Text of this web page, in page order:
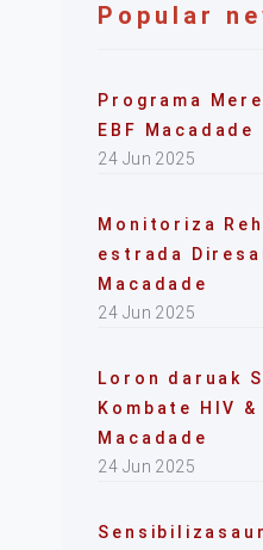
Popular
Programa
EBF Macadade
24 Jun 2025
Monitoriza
estrada
Macadade
24 Jun 2025
Loron daruak
Kombate HIV &
Macadade
24 Jun 2025